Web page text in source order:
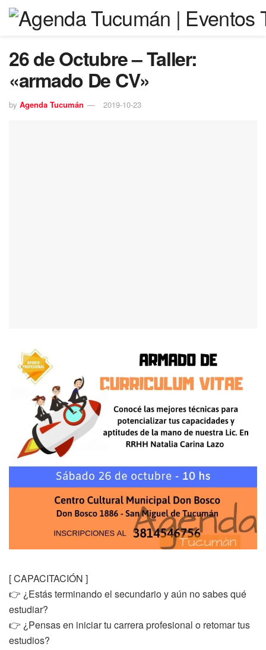
26 de Octubre – Taller:
«armado De CV»
by Agenda Tucumán 2019-10-23
[ CAPACITACIÓN ]
👉 ¿Estás terminando el secundario y aún no sabes qué
estudiar?
👉 ¿Pensas en iniciar tu carrera profesional o retomar tus
estudios?